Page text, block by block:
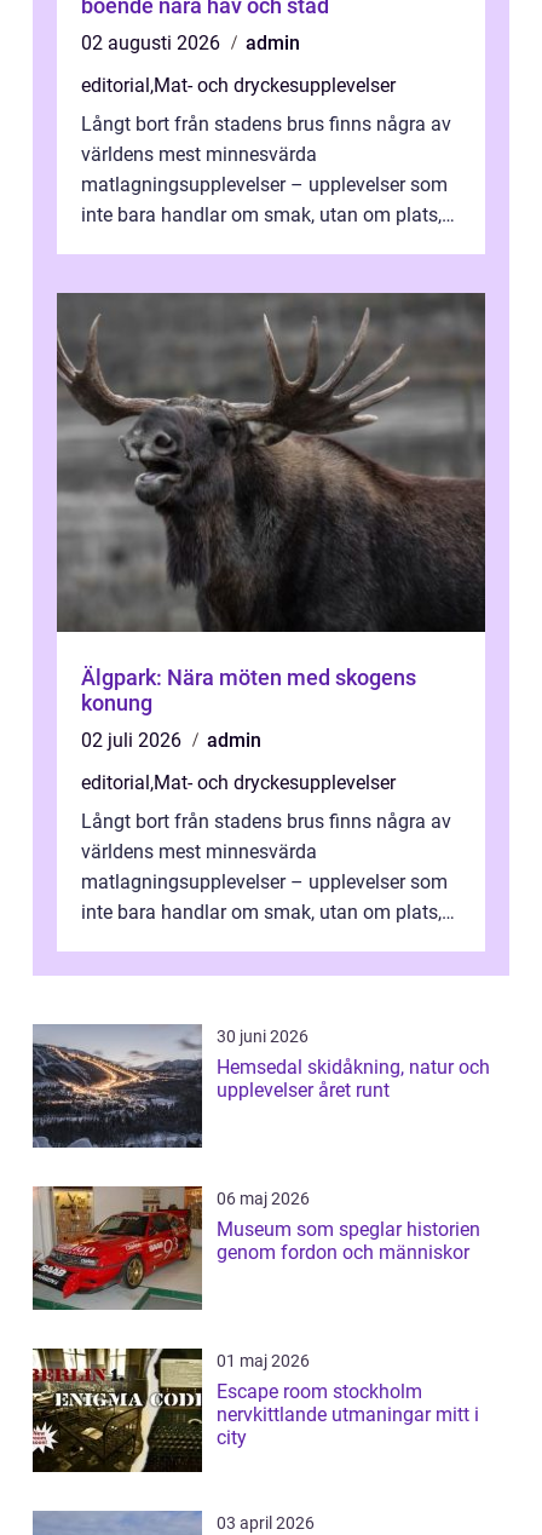
boende nära hav och stad
02 augusti 2026
admin
editorial,Mat- och dryckesupplevelser
Långt bort från stadens brus finns några av
världens mest minnesvärda
matlagningsupplevelser – upplevelser som
inte bara handlar om smak, utan om plats,
Älgpark: Nära möten med skogens
konung
02 juli 2026
admin
editorial,Mat- och dryckesupplevelser
Långt bort från stadens brus finns några av
världens mest minnesvärda
matlagningsupplevelser – upplevelser som
inte bara handlar om smak, utan om plats,
30 juni 2026
Hemsedal skidåkning, natur och
upplevelser året runt
06 maj 2026
Museum som speglar historien
genom fordon och människor
01 maj 2026
Escape room stockholm
nervkittlande utmaningar mitt i
city
03 april 2026